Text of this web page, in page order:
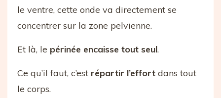
le ventre, cette onde va directement se
concentrer sur la zone pelvienne.
Et là, le périnée encaisse tout seul.
Ce qu’il faut, c’est répartir l’effort dans tout
le corps.